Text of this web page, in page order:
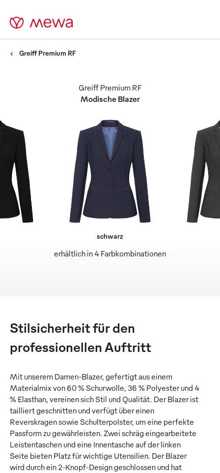
Greiff Premium RF
Modische Blazer
Greiff Premium RF
erhältlich in 4 Farbkombinationen
schwarz
Stilsicherheit für den
professionellen Auftritt
Mit unserem Damen-Blazer, gefertigt aus einem
Materialmix von 60 % Schurwolle, 36 % Polyester und 4
% Elasthan, vereinen sich Stil und Qualität. Der Blazer ist
tailliert geschnitten und verfügt über einen
Reverskragen sowie Schulterpolster, um eine perfekte
Passform zu gewährleisten. Zwei schräg eingearbeitete
Leistentaschen und eine Innentasche auf der linken
Seite bieten Platz für wichtige Utensilien. Der Blazer
wird durch ein 2-Knopf-Design geschlossen und hat